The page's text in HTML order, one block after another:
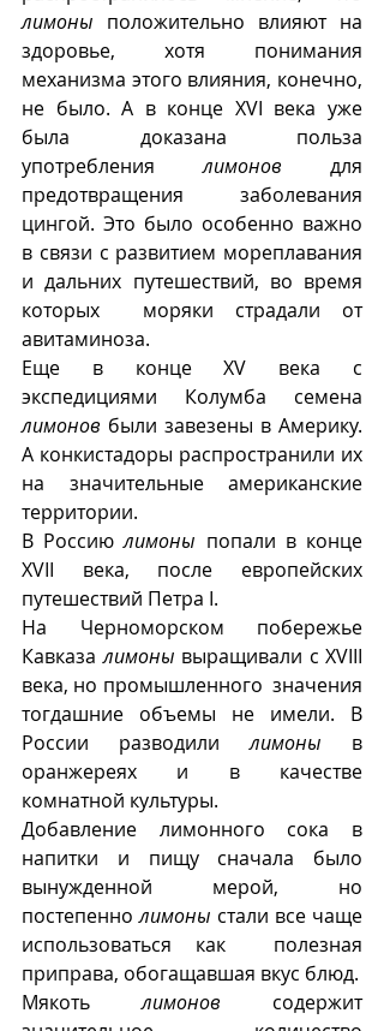
лимоны положительно влияют на
здоровье, хотя понимания
механизма этого влияния, конечно,
не было. А в конце XVI века уже
была доказана польза
употребления лимонов для
предотвращения заболевания
цингой. Это было особенно важно
в связи с развитием мореплавания
и дальних путешествий, во время
которых  моряки страдали от
авитаминоза.
Еще в конце XV века с
лимонов были завезены в Америку.
А конкистадоры распространили их
на значительные американские
территории.
В Россию лимоны попали в конце
XVII века, после европейских
путешествий Петра I.
На Черноморском побережье
Кавказа лимоны выращивали с XVIII
века, но промышленного  значения
тогдашние объемы не имели. В
России разводили лимоны в
оранжереях и в качестве
комнатной культуры.
Добавление лимонного сока в
напитки и пищу сначала было
вынужденной мерой, но
постепенно лимоны стали все чаще
использоваться как  полезная
приправа, обогащавшая вкус блюд.
Мякоть лимонов содержит